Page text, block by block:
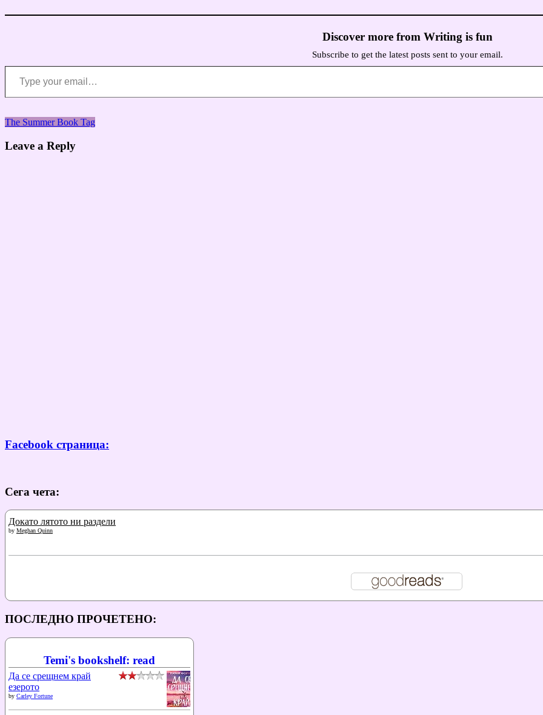
Discover more from Writing is fun
Subscribe to get the latest posts sent to your email.
Type your email…
Навигация
The Summer Book Tag
Leave a Reply
Facebook страница:
Сега чета:
Докато лятото ни раздели
by Meghan Quinn
ПОСЛЕДНО ПРОЧЕТЕНО:
Temi's bookshelf: read
Да се срещнем край
езерото
by Carley Fortune